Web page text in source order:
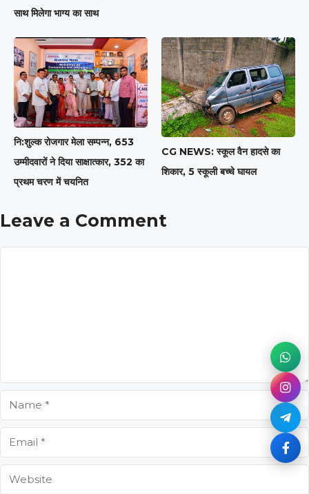
साथ मिलेगा भाग्य का साथ
नि:शुल्क रोजगार मेला सम्पन्न, 653
उम्मीदवारों ने दिया साक्षात्कार, 352 का
प्रथम चरण में चयनित
CG NEWS: स्कूल वैन हादसे का
शिकार, 5 स्कूली बच्चे घायल
Leave a Comment